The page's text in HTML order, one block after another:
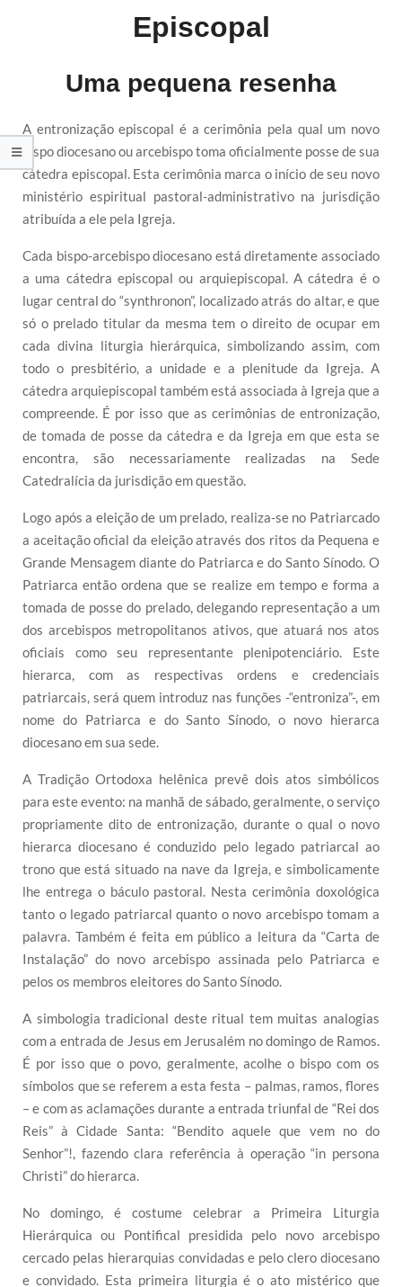
Episcopal
Uma pequena resenha
A entronização episcopal é a cerimônia pela qual um novo
bispo diocesano ou arcebispo toma oficialmente posse de sua
cátedra episcopal. Esta cerimônia marca o início de seu novo
ministério espiritual pastoral-administrativo na jurisdição
atribuída a ele pela Igreja.
Cada bispo-arcebispo diocesano está diretamente associado
a uma cátedra episcopal ou arquiepiscopal. A cátedra é o
lugar central do “synthronon”, localizado atrás do altar, e que
só o prelado titular da mesma tem o direito de ocupar em
cada divina liturgia hierárquica, simbolizando assim, com
todo o presbitério, a unidade e a plenitude da Igreja. A
cátedra arquiepiscopal também está associada à Igreja que a
compreende. É por isso que as cerimônias de entronização,
de tomada de posse da cátedra e da Igreja em que esta se
encontra, são necessariamente realizadas na Sede
Catedralícia da jurisdição em questão.
Logo após a eleição de um prelado, realiza-se no Patriarcado
a aceitação oficial da eleição através dos ritos da Pequena e
Grande Mensagem diante do Patriarca e do Santo Sínodo. O
Patriarca então ordena que se realize em tempo e forma a
tomada de posse do prelado, delegando representação a um
dos arcebispos metropolitanos ativos, que atuará nos atos
oficiais como seu representante plenipotenciário. Este
hierarca, com as respectivas ordens e credenciais
patriarcais, será quem introduz nas funções -“entroniza”-, em
nome do Patriarca e do Santo Sínodo, o novo hierarca
diocesano em sua sede.
A Tradição Ortodoxa helênica prevê dois atos simbólicos
para este evento: na manhã de sábado, geralmente, o serviço
propriamente dito de entronização, durante o qual o novo
hierarca diocesano é conduzido pelo legado patriarcal ao
trono que está situado na nave da Igreja, e simbolicamente
lhe entrega o báculo pastoral. Nesta cerimônia doxológica
tanto o legado patriarcal quanto o novo arcebispo tomam a
palavra. Também é feita em público a leitura da “Carta de
Instalação” do novo arcebispo assinada pelo Patriarca e
pelos os membros eleitores do Santo Sínodo.
A simbologia tradicional deste ritual tem muitas analogias
com a entrada de Jesus em Jerusalém no domingo de Ramos.
É por isso que o povo, geralmente, acolhe o bispo com os
símbolos que se referem a esta festa – palmas, ramos, flores
– e com as aclamações durante a entrada triunfal de “Rei dos
Reis” à Cidade Santa: “Bendito aquele que vem no do
Senhor”!, fazendo clara referência à operação “in persona
Christi” do hierarca.
No domingo, é costume celebrar a Primeira Liturgia
Hierárquica ou Pontifical presidida pelo novo arcebispo
cercado pelas hierarquias convidadas e pelo clero diocesano
e convidado. Esta primeira liturgia é o ato mistérico que